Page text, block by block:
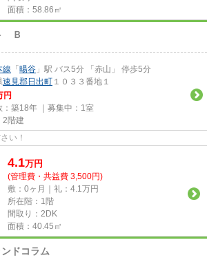
面積：58.86㎡
Ｂ
線 「 暘谷 」駅 バス5分 「赤山」 停歩5分
速見郡日出町 １０３３番地１
円
：築18年 ｜募集中： 1室
2階建
い！
4.1万円
(管理費・共益費 3,500円)
敷：0ヶ月｜礼：4.1万円
所在階：1階
間取り：2DK
面積：40.45㎡
ドコラム